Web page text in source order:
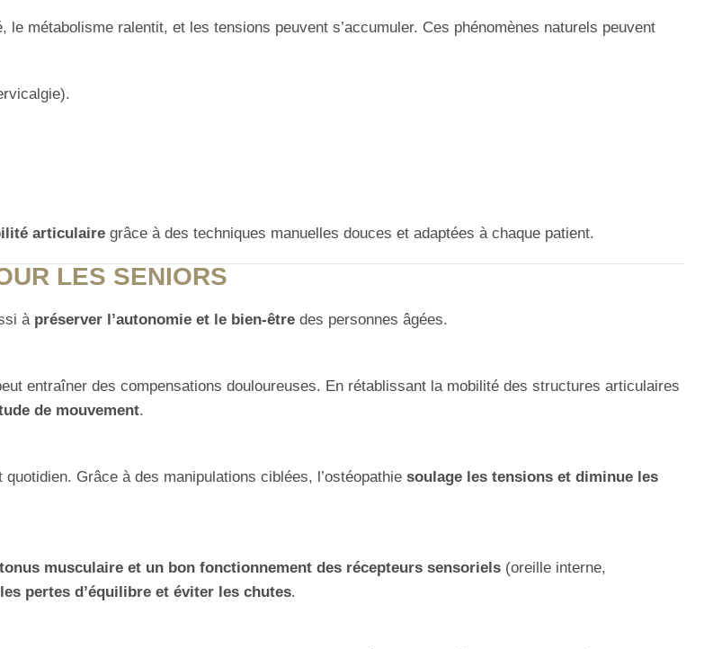
métabolisme ralentit, et les tensions peuvent s’accumuler. Ces phénomènes naturels peuvent
articulaire grâce à des techniques manuelles douces et adaptées à chaque patient.
LES SENIORS
à préserver l’autonomie et le bien-être des personnes âgées.
entraîner des compensations douloureuses. En rétablissant la mobilité des structures articulaires
de mouvement.
Grâce à des manipulations ciblées, l’ostéopathie soulage les tensions et diminue les
musculaire et un bon fonctionnement des récepteurs sensoriels (oreille interne,
pertes d’équilibre et éviter les chutes.